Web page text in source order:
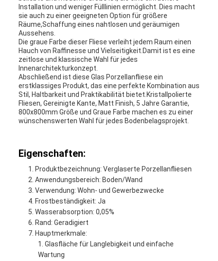
Installation und weniger Fülllinien ermöglicht. Dies macht
sie auch zu einer geeigneten Option für größere
Räume,Schaffung eines nahtlosen und geräumigen
Aussehens.
Die graue Farbe dieser Fliese verleiht jedem Raum einen
Hauch von Raffinesse und Vielseitigkeit.Damit ist es eine
zeitlose und klassische Wahl für jedes
Innenarchitekturkonzept.
Abschließend ist diese Glas Porzellanfliese ein
erstklassiges Produkt, das eine perfekte Kombination aus
Stil, Haltbarkeit und Praktikabilität bietet.Kristallpolierte
Fliesen, Gereinigte Kante, Matt Finish, 5 Jahre Garantie,
800x800mm Größe und Graue Farbe machen es zu einer
wünschenswerten Wahl für jedes Bodenbelagsprojekt.
Eigenschaften:
Produktbezeichnung: Verglaserte Porzellanfliesen
Anwendungsbereich: Boden/Wand
Verwendung: Wohn- und Gewerbezwecke
Frostbeständigkeit: Ja
Wasserabsorption: 0,05%
Rand: Geradigiert
Hauptmerkmale:
Glasfläche für Langlebigkeit und einfache
Wartung